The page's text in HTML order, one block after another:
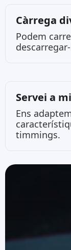
Càrrega
Podem
Servei a
Ens
timmings.